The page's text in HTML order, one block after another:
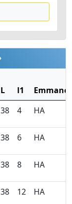
L l1
38 4 HA
38 6 HA
38 8 HA
38 12 HA